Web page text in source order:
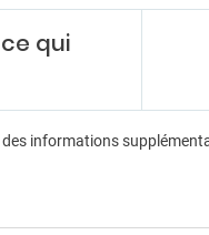
qui
informations